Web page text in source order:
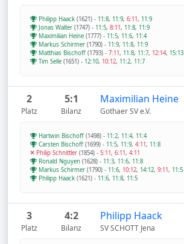
Philipp Haack (1621) - 11:8, 11:9, 6:11, 11:9
Jonas Walter (1747) - 11:5, 8:11, 11:8, 11:9
Maximilian Heine (1777) - 11:5, 11:6, 11:4
Markus Schirmer (1790) - 11:9, 11:8, 11:9
Matthias Bischoff (1793) - 7:11, 11:8, 11:7, 12:14, 15:13
Tim Selle (1651) - 12:10, 10:12, 11:2, 11:7
2
Platz
5:1
Bilanz
Maximilian Heine
Gothaer SV e.V.
Hartwin Bischoff (1498) - 11:2, 11:4, 11:4
Carsten Bischoff (1699) - 11:5, 11:9, 4:11, 11:8
Philip Schnittler (1854) - 5:11, 6:11, 4:11
Ronald Nguyen (1628) - 11:3, 11:6, 11:8
Markus Schirmer (1790) - 11:6, 10:12, 14:12, 9:11, 11:5
Philipp Haack (1621) - 11:6, 11:8, 11:5
3
Platz
4:2
Bilanz
Philipp Haack
SV SCHOTT Jena